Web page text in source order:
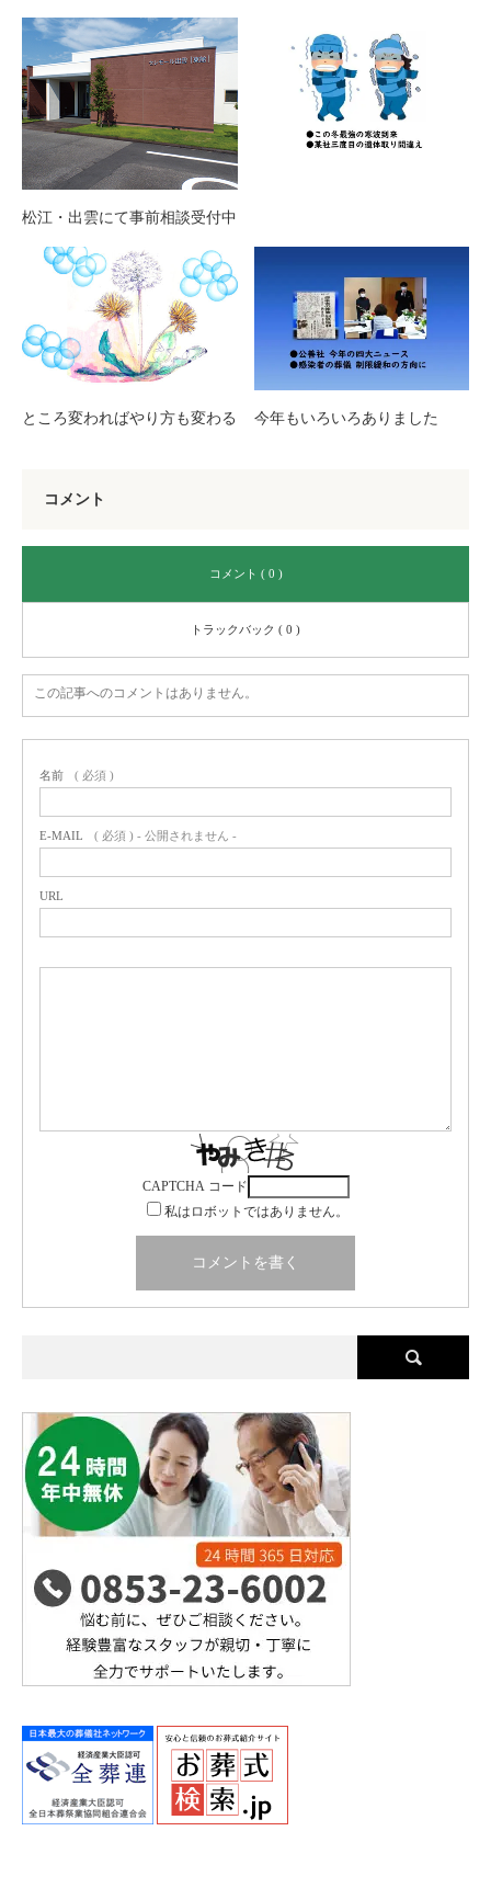
松江・出雲にて事前相談受付中
ところ変わればやり方も変わる 今年もいろいろありました
コメント
コメント ( 0 )
トラックバック ( 0 )
この記事へのコメントはありません。
名前 ( 必須 )
E-MAIL ( 必須 ) - 公開されません -
URL
CAPTCHA コード
私はロボットではありません。